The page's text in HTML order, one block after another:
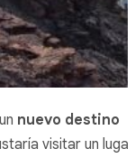
nuevo destino
visitar un lugar